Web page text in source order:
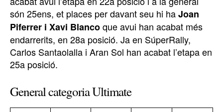
són 25ens, et places per davant seu hi haJoan
Piferrer i Xavi Blancoque avui han acabat més
endarrerits, en 28a posició. Ja en SúperRally,
Carlos Santaolalla i Aran Sol han acabat l’etapa en
25a posició.
General categoria Ultimate